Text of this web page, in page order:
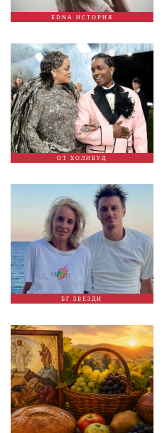
EDNA ИСТОРИЯ
ОТ ХОЛИВУД
БГ ЗВЕЗДИ